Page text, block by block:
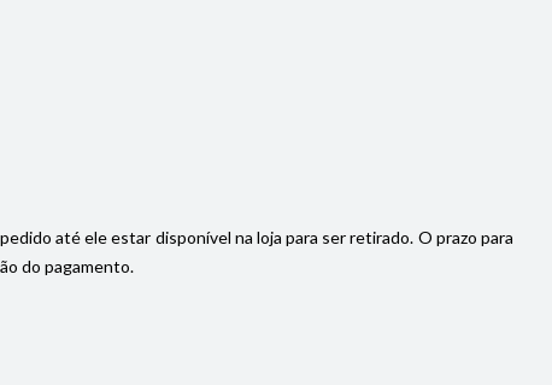
até ele estar disponível na loja para ser retirado. O prazo para
do pagamento.